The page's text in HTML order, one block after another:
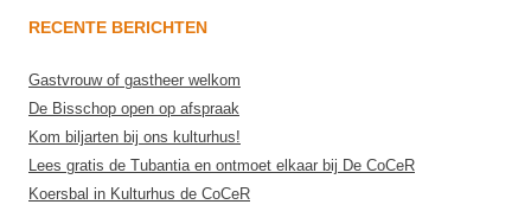
RECENTE BERICHTEN
Gastvrouw of gastheer welkom
De Bisschop open op afspraak
Kom biljarten bij ons kulturhus!
Lees gratis de Tubantia en ontmoet elkaar bij De CoCeR
Koersbal in Kulturhus de CoCeR